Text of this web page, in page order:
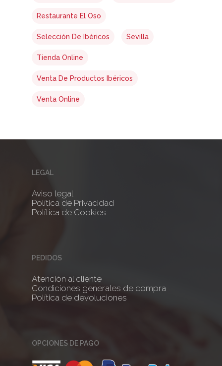
Restaurante El Oso
Selección De Ibéricos Sevilla
Tienda Online
Venta De Productos Ibéricos
Venta Online
LEGAL
Aviso legal
Política de Privacidad
Política de Cookies
PEDIDOS
Atención al cliente
Condiciones generales de compra
Política de devoluciones
OPCIONES DE PAGO